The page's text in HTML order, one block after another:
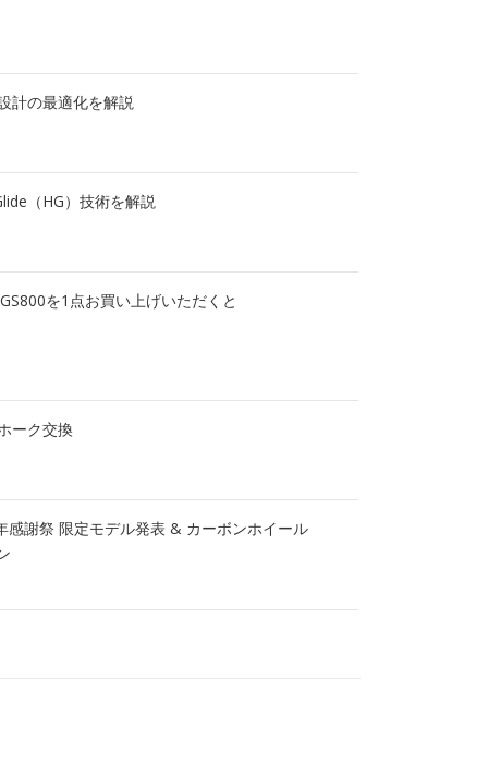
計の最適化を解説
（HG）技術を解説
を1点お買い上げいただくと
ーク交換
感謝祭 限定モデル発表 & カーボンホイール